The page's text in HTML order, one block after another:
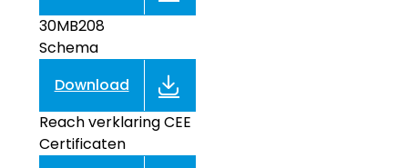
30MB208
Schema
Download
Reach verklaring CEE
Certificaten